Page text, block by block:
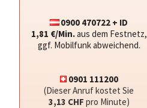
0900 470722 + ID
1,81 €/Min.aus dem Festnetz,
ggf. Mobilfunk abweichend.
0901 111200
(Dieser Anruf kostet Sie
3,13 CHF pro Minute)